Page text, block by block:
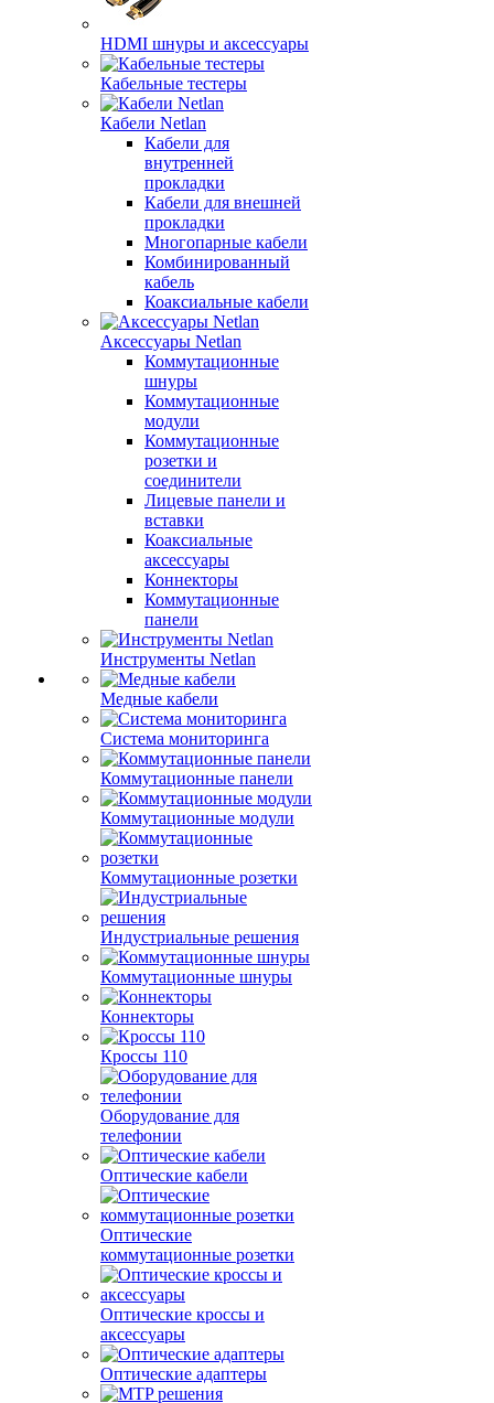
HDMI шнуры и аксессуары
Кабельные тестеры
Кабели Netlan
Кабели для
внутренней
прокладки
Кабели для внешней
прокладки
Многопарные кабели
Комбинированный
кабель
Коаксиальные кабели
Аксессуары Netlan
Коммутационные
шнуры
Коммутационные
модули
Коммутационные
розетки и
соединители
Лицевые панели и
вставки
Коаксиальные
аксессуары
Коннекторы
Коммутационные
панели
Инструменты Netlan
Медные кабели
Система мониторинга
Коммутационные панели
Коммутационные модули
Коммутационные розетки
Индустриальные решения
Коммутационные шнуры
Коннекторы
Кроссы 110
Оборудование для
телефонии
Оптические кабели
Оптические
коммутационные розетки
Оптические кроссы и
аксессуары
Оптические адаптеры